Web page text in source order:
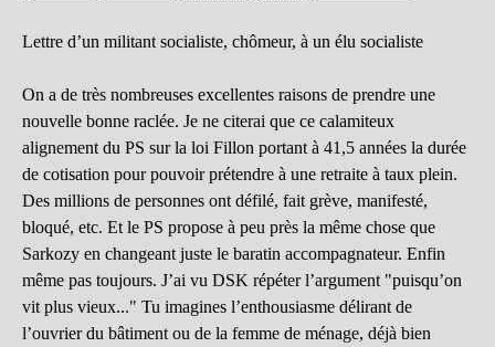
Lettre d’un militant socialiste, chômeur, à un élu socialiste
On a de très nombreuses excellentes raisons de prendre une
nouvelle bonne raclée. Je ne citerai que ce calamiteux
alignement du PS sur la loi Fillon portant à 41,5 années la durée
de cotisation pour pouvoir prétendre à une retraite à taux plein.
Des millions de personnes ont défilé, fait grève, manifesté,
bloqué, etc. Et le PS propose à peu près la même chose que
Sarkozy en changeant juste le baratin accompagnateur. Enfin
même pas toujours. J’ai vu DSK répéter l’argument "puisqu’on
vit plus vieux..." Tu imagines l’enthousiasme délirant de
l’ouvrier du bâtiment ou de la femme de ménage, déjà bien